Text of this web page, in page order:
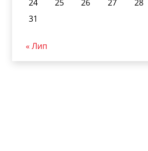
24
25 26 27 28
31
« Лип